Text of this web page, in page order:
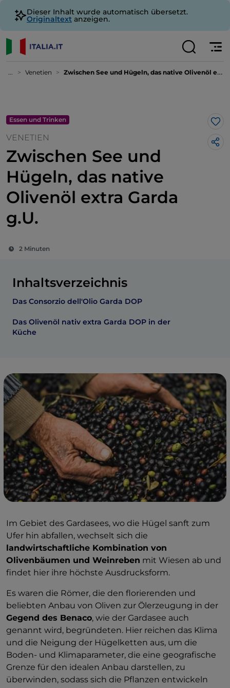
Dieser Inhalt wurde automatisch übersetzt.
Originaltext anzeigen.
... Venetien Zwischen See und Hügeln, das native Olivenöl extra Garda g.U.
Essen und Trinken
VENETIEN
Zwischen See und
Hügeln, das native
Olivenöl extra Garda
g.U.
2 Minuten
Inhaltsverzeichnis
Das Consorzio dell'Olio Garda DOP
Das Olivenöl nativ extra Garda DOP in der
Küche
Im Gebiet des Gardasees, wo die Hügel sanft zum
Ufer hin abfallen, wechselt sich die
landwirtschaftliche Kombination von
Olivenbäumen und Weinreben mit Wiesen ab und
findet hier ihre höchste Ausdrucksform.
Es waren die Römer, die den florierenden und
beliebten Anbau von Oliven zur Ölerzeugung in der
Gegend des Benaco, wie der Gardasee auch
genannt wird, begründeten. Hier reichen das Klima
und die Neigung der Hügelketten aus, um die
Boden- und Klimaparameter, die eine geografische
Grenze für den idealen Anbau darstellen, zu
überwinden, sodass sich die Pflanzen entwickeln